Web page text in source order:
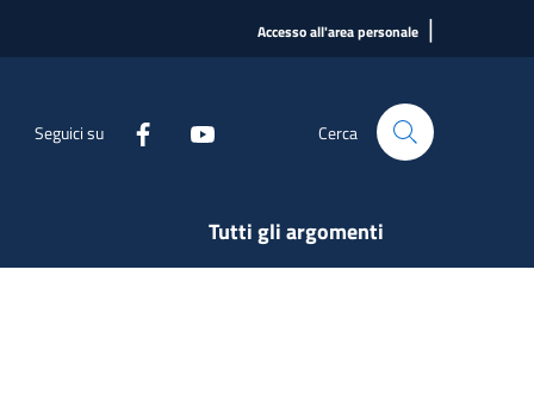
Accesso all'area personale |
Seguici su Cerca
Tutti gli argomenti